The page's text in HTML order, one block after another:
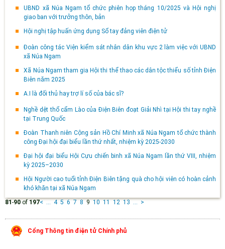
UBND xã Núa Ngam tổ chức phiên họp tháng 10/2025 và Hội nghị
giao ban với trưởng thôn, bản
Hội nghị tập huấn ứng dụng Sổ tay đảng viên điện tử
Đoàn công tác Viện kiểm sát nhân dân khu vực 2 làm việc với UBND
xã Núa Ngam
Xã Núa Ngam tham gia Hội thi thể thao các dân tộc thiểu số tỉnh Điện
Biên năm 2025
A.I là đối thủ hay trợ lí số của bác sĩ?
Nghề dệt thổ cẩm Lào của Điện Biên đoạt Giải Nhì tại Hội thi tay nghề
tại Trung Quốc
Đoàn Thanh niên Cộng sản Hồ Chí Minh xã Núa Ngam tổ chức thành
công Đại hội đại biểu lần thứ nhất, nhiệm kỳ 2025-2030
Đại hội đại biểu Hội Cựu chiến binh xã Núa Ngam lần thứ VIII, nhiệm
kỳ 2025–2030
Hội Người cao tuổi tỉnh Điện Biên tặng quà cho hội viên có hoàn cảnh
khó khăn tại xã Núa Ngam
81 -90 of 197< ... 4 5 6 7 8 9 10 11 12 13 ... >
Cổng Thông tin điện tử Chính phủ